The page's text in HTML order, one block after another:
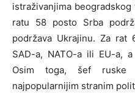
istraživanjima
ratu 58 posto Srba
podržava Ukrajinu. Za
SAD-a, NATO-a ili EU-a,
Osim toga, šef ruske
najpopularnijim stranim